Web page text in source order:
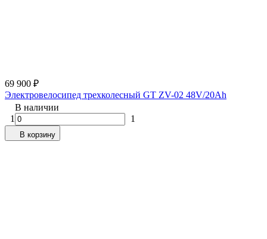
69 900 ₽
Электровелосипед трехколесный GT ZV-02 48V/20Ah
В наличии
1
1
В корзину